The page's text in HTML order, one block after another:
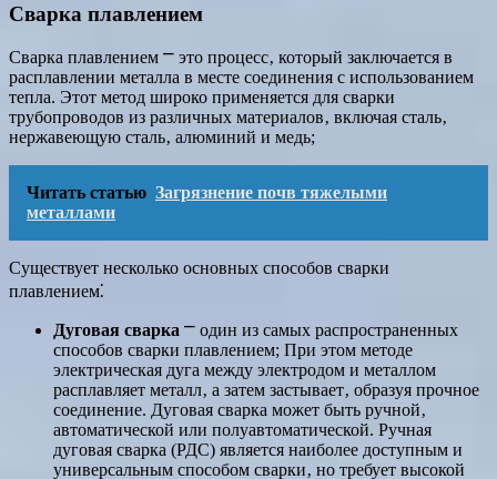
Сварка плавлением
Сварка плавлением ⎻ это процесс‚ который заключается в
расплавлении металла в месте соединения с использованием
тепла. Этот метод широко применяется для сварки
трубопроводов из различных материалов‚ включая сталь‚
нержавеющую сталь‚ алюминий и медь;
Читать статью Загрязнение почв тяжелыми
металлами
Существует несколько основных способов сварки
плавлением⁚
Дуговая сварка ⎻ один из самых распространенных
способов сварки плавлением; При этом методе
электрическая дуга между электродом и металлом
расплавляет металл‚ а затем застывает‚ образуя прочное
соединение. Дуговая сварка может быть ручной‚
автоматической или полуавтоматической. Ручная
дуговая сварка (РДС) является наиболее доступным и
универсальным способом сварки‚ но требует высокой